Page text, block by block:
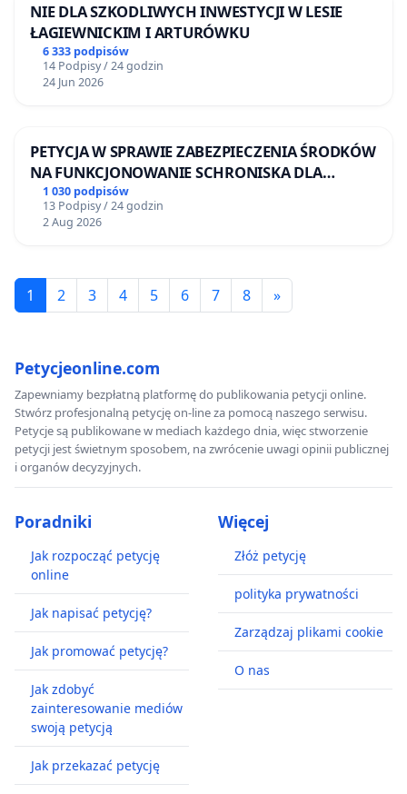
NIE DLA SZKODLIWYCH INWESTYCJI W LESIE
ŁAGIEWNICKIM I ARTURÓWKU
6 333 podpisów
14 Podpisy / 24 godzin
24 Jun 2026
PETYCJA W SPRAWIE ZABEZPIECZENIA ŚRODKÓW
NA FUNKCJONOWANIE SCHRONISKA DLA
BEZDOMNYCH ZWIERZĄT W SKARYSZEWIE
1 030 podpisów
13 Podpisy / 24 godzin
2 Aug 2026
1 2 3 4 5 6 7 8 »
Petycjeonline.com
Zapewniamy bezpłatną platformę do publikowania petycji online.
Stwórz profesjonalną petycję on-line za pomocą naszego serwisu.
Petycje są publikowane w mediach każdego dnia, więc stworzenie
petycji jest świetnym sposobem, na zwrócenie uwagi opinii publicznej
i organów decyzyjnych.
Poradniki
Jak rozpocząć petycję
online
Jak napisać petycję?
Jak promować petycję?
Jak zdobyć
zainteresowanie mediów
swoją petycją
Jak przekazać petycję
Więcej
Złóż petycję
polityka prywatności
Zarządzaj plikami cookie
O nas